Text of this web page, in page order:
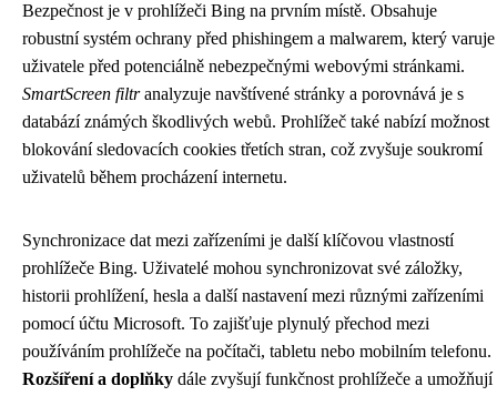
Bezpečnost je v prohlížeči Bing na prvním místě. Obsahuje
robustní systém ochrany před phishingem a malwarem, který varuje
uživatele před potenciálně nebezpečnými webovými stránkami.
SmartScreen filtranalyzuje navštívené stránky a porovnává je s
databází známých škodlivých webů. Prohlížeč také nabízí možnost
blokování sledovacích cookies třetích stran, což zvyšuje soukromí
uživatelů během procházení internetu.
Synchronizace dat mezi zařízeními je další klíčovou vlastností
prohlížeče Bing. Uživatelé mohou synchronizovat své záložky,
historii prohlížení, hesla a další nastavení mezi různými zařízeními
pomocí účtu Microsoft. To zajišťuje plynulý přechod mezi
používáním prohlížeče na počítači, tabletu nebo mobilním telefonu.
Rozšíření a doplňky dále zvyšují funkčnost prohlížeče a umožňují